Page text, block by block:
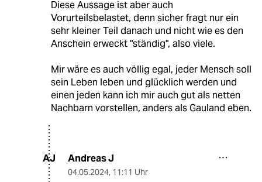
Diese Aussage ist aber auch
Vorurteilsbelastet, denn sicher fragt nur ein
sehr kleiner Teil danach und nicht wie es den
Anschein erweckt "ständig", also viele.
Mir wäre es auch völlig egal, jeder Mensch soll
sein Leben leben und glücklich werden und
einen jeden kann ich mir auch gut als netten
Nachbarn vorstellen, anders als Gauland eben.
AJ Andreas J
04.05.2024, 11:11 Uhr